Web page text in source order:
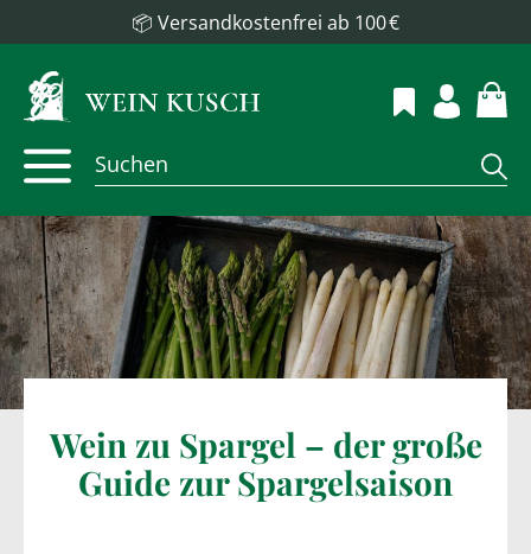
📦 Versandkostenfrei ab 100 €
Wein zu Spargel – der große
Guide zur Spargelsaison